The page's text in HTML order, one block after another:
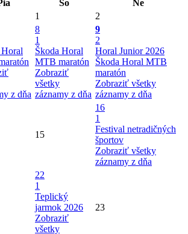
So
Ne
1 2
z dňa
8
1
Škoda Horal
MTB maratón
Zobraziť
všetky
záznamy z dňa
9
2
Horal Junior 2026
Škoda Horal MTB
maratón
Zobraziť všetky
záznamy z dňa
15
16
1
Festival netradičných
športov
Zobraziť všetky
záznamy z dňa
22
1
Teplický
jarmok 2026
Zobraziť
všetky
23